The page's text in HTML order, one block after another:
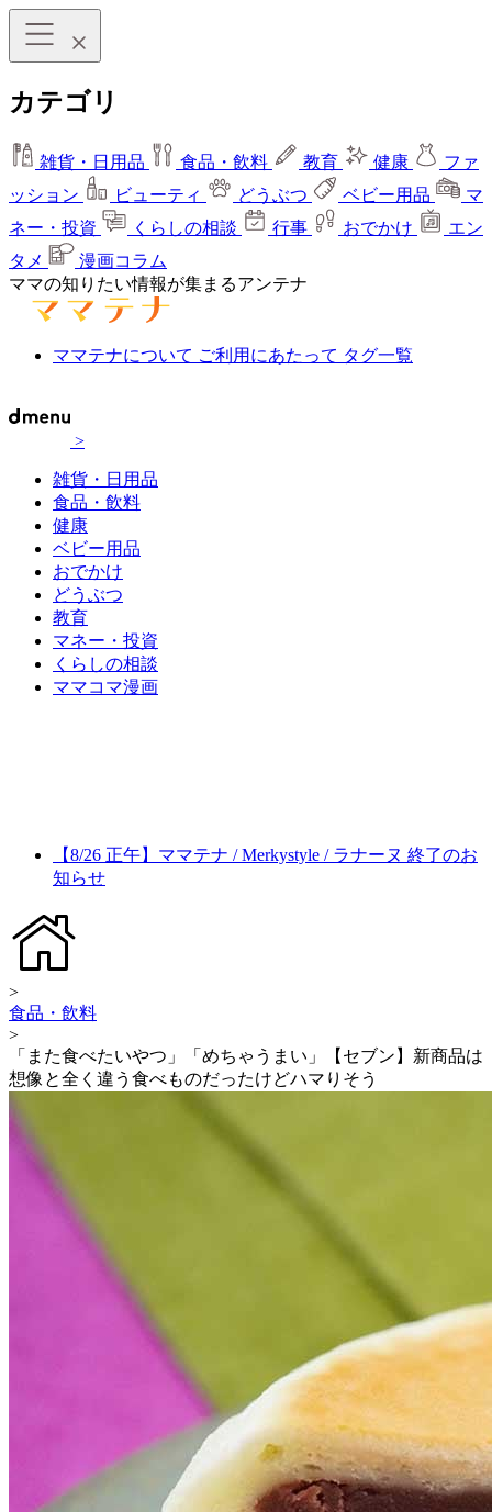
カテゴリ
雑貨・日用品 食品・飲料 教育 健康
ファ
ッション
ビューティ どうぶつ ベビー用品
マ
ネー・投資
くらしの相談 行事 おでかけ
エン
タメ
漫画コラム
ママの知りたい情報が集まるアンテナ
ママテナについて ご利用にあたって タグ一覧
>
雑貨・日用品
食品・飲料
健康
ベビー用品
おでかけ
どうぶつ
教育
マネー・投資
くらしの相談
ママコマ漫画
【8/26 正午】ママテナ / Merkystyle / ラナーヌ 終了のお
知らせ
>
食品・飲料
>
「また食べたいやつ」「めちゃうまい」【セブン】新商品は
想像と全く違う食べものだったけどハマりそう